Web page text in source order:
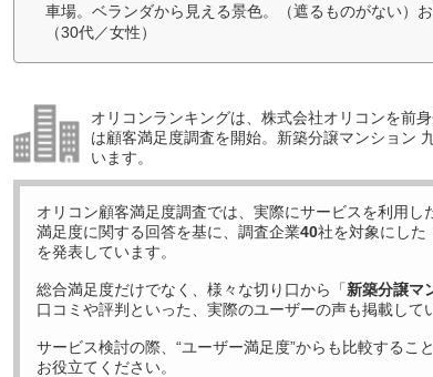
車場。ベランダから見える景色。（遮るものがない）
（30代／女性）
オリコンランキングは、株式会社オリコンを前
は顧客満足度調査を開始。新築分譲マンション
います。
オリコン顧客満足度調査では、実際にサービスを利用し
満足度に関する回答を基に、調査企業40社を対象にした
を発表しています。
総合満足度だけでなく、様々な切り口から「新築分譲マ
口コミや評判といった、実際のユーザーの声も掲載して
サービス検討の際、“ユーザー満足度”からも比較するこ
お役立てください。